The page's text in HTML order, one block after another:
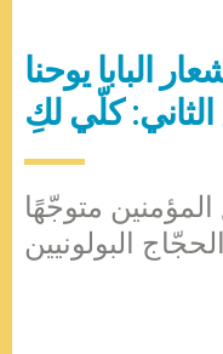
البابا يوحنا
كلّي لكِ
المؤمنين متوجّهًا
البولونيين